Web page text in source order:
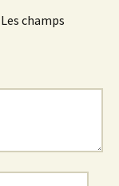
Les champs